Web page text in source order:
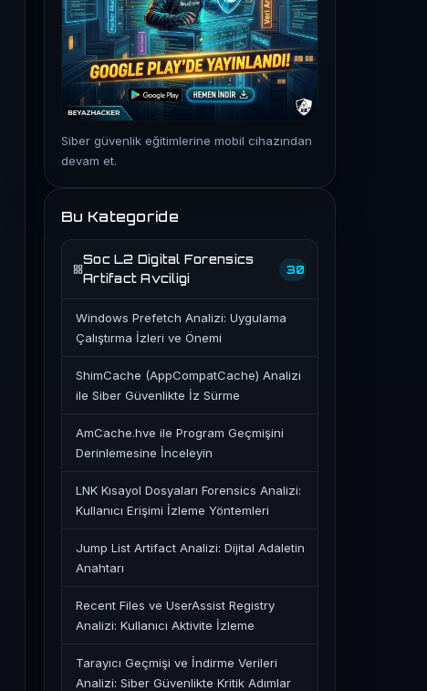
Siber güvenlik eğitimlerine mobil cihazından
devam et.
Bu Kategoride
Soc L2 Digital Forensics
Artifact Avciligi
30
Windows Prefetch Analizi: Uygulama
Çalıştırma İzleri ve Önemi
ShimCache (AppCompatCache) Analizi
ile Siber Güvenlikte İz Sürme
AmCache.hve ile Program Geçmişini
Derinlemesine İnceleyin
LNK Kısayol Dosyaları Forensics Analizi:
Kullanıcı Erişimi İzleme Yöntemleri
Jump List Artifact Analizi: Dijital Adaletin
Anahtarı
Recent Files ve UserAssist Registry
Analizi: Kullanıcı Aktivite İzleme
Tarayıcı Geçmişi ve İndirme Verileri
Analizi: Siber Güvenlikte Kritik Adımlar